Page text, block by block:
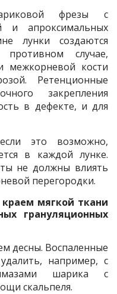
фрезы с
и апроксимальных
лунки создаются
случае,
межкорневой кости
Ретенционные
закрепления
в дефекте, и для
это возможно,
в каждой лунке.
не должны влиять
перегородки.
мягкой ткани
грануляционных
десны. Воспаленные
например, с
шарика с
скальпеля.